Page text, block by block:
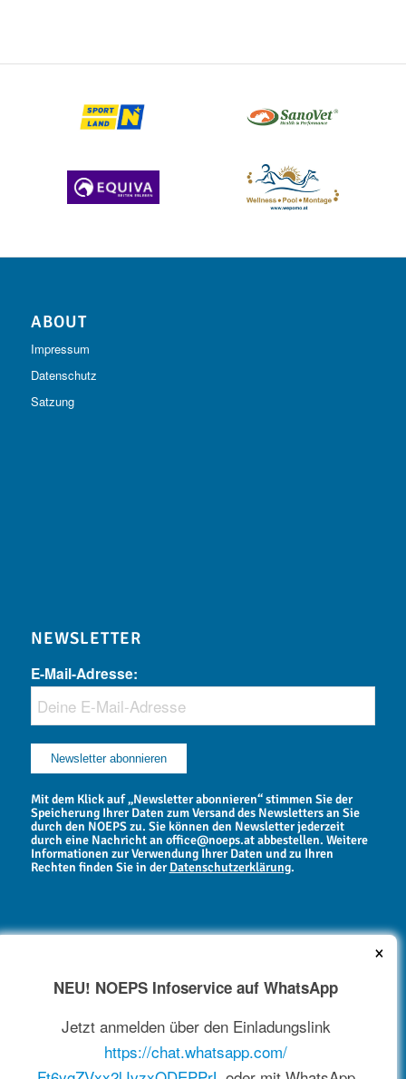
ABOUT
Impressum
Datenschutz
Satzung
NEWSLETTER
E-Mail-Adresse:
Mit dem Klick auf „Newsletter abonnieren“ stimmen Sie der
Speicherung Ihrer Daten zum Versand des Newsletters an Sie
durch den NOEPS zu. Sie können den Newsletter jederzeit
durch eine Nachricht an office@noeps.at abbestellen. Weitere
Informationen zur Verwendung Ihrer Daten und zu Ihren
Rechten finden Sie in derDatenschutzerklärung.
NEWSARCHIV
×
NEU! NOEPS Infoservice auf WhatsApp
Jetzt anmelden über den Einladungslink
https://chat.whatsapp.com/